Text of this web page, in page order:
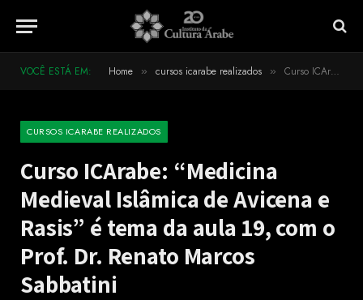
VOCÊ ESTÁ EM: Home » cursos icarabe realizados » Curso ICArabe: “Medicina Medieval Islâmica de Avicena e Rasis” é tema da aula 19, com o Prof. Dr. Renato Marcos Sabbatini
CURSOS ICARABE REALIZADOS
Curso ICArabe: “Medicina
Medieval Islâmica de Avicena e
Rasis” é tema da aula 19, com o
Prof. Dr. Renato Marcos
Sabbatini